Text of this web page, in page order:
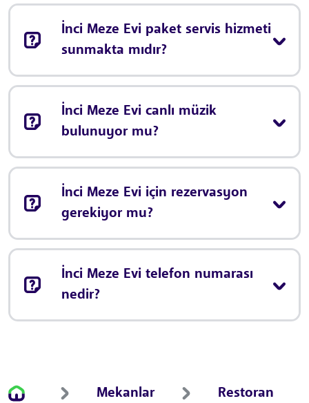
İnci Meze Evi paket servis hizmeti
sunmakta mıdır?
İnci Meze Evi canlı müzik
bulunuyor mu?
İnci Meze Evi için rezervasyon
gerekiyor mu?
İnci Meze Evi telefon numarası
nedir?
Mekanlar Restoran